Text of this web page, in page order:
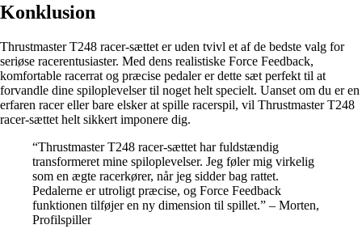
Konklusion
Thrustmaster T248 racer-sættet er uden tvivl et af de bedste valg for
seriøse racerentusiaster. Med dens realistiske Force Feedback,
komfortable racerrat og præcise pedaler er dette sæt perfekt til at
forvandle dine spiloplevelser til noget helt specielt. Uanset om du er en
erfaren racer eller bare elsker at spille racerspil, vil Thrustmaster T248
racer-sættet helt sikkert imponere dig.
“Thrustmaster T248 racer-sættet har fuldstændig
transformeret mine spiloplevelser. Jeg føler mig virkelig
som en ægte racerkører, når jeg sidder bag rattet.
Pedalerne er utroligt præcise, og Force Feedback
funktionen tilføjer en ny dimension til spillet.” – Morten,
Profilspiller